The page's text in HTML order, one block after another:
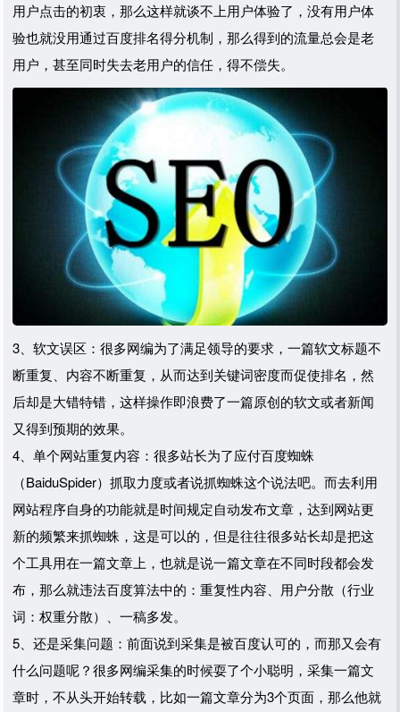
用户点击的初衷，那么这样就谈不上用户体验了，没有用户体
验也就没用通过百度排名得分机制，那么得到的流量总会是老
用户，甚至同时失去老用户的信任，得不偿失。
3、软文误区：很多网编为了满足领导的要求，一篇软文标题不
断重复、内容不断重复，从而达到关键词密度而促使排名，然
后却是大错特错，这样操作即浪费了一篇原创的软文或者新闻
又得到预期的效果。
4、单个网站重复内容：很多站长为了应付百度蜘蛛
（BaiduSpider）抓取力度或者说抓蜘蛛这个说法吧。而去利用
网站程序自身的功能就是时间规定自动发布文章，达到网站更
新的频繁来抓蜘蛛，这是可以的，但是往往很多站长却是把这
个工具用在一篇文章上，也就是说一篇文章在不同时段都会发
布，那么就违法百度算法中的：重复性内容、用户分散（行业
词：权重分散）、一稿多发。
5、还是采集问题：前面说到采集是被百度认可的，而那又会有
什么问题呢？很多网编采集的时候耍了个小聪明，采集一篇文
章时，不从头开始转载，比如一篇文章分为3个页面，那么他就